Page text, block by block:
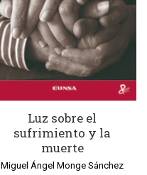
Luz sobre el
sufrimiento y la
muerte
Miguel Ángel Monge Sánchez